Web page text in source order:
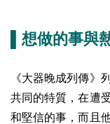
▌想做的事與
《大器晚成列傳》
共同的特質，在遭
和堅信的事，而且